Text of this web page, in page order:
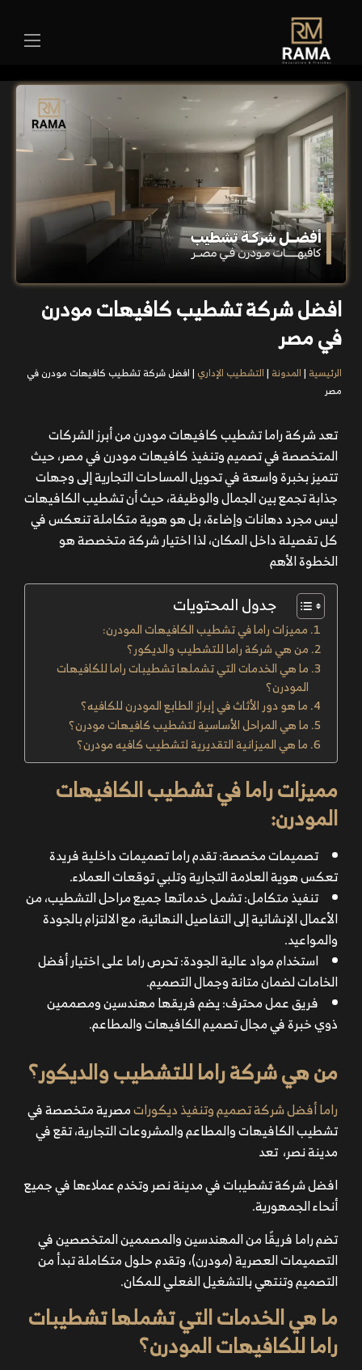
افضل شركة تشطيب كافيهات مودرن
في مصر
الرئيسية |المدونة |التشطيب الإداري |افضل شركة تشطيب كافيهات مودرن في
مصر
تعد شركة راما تشطيب كافيهات مودرن من أبرز الشركات
المتخصصة في تصميم وتنفيذ كافيهات مودرن في مصر، حيث
تتميز بخبرة واسعة في تحويل المساحات التجارية إلى وجهات
جذابة تجمع بين الجمال والوظيفة، حيث أن تشطيب الكافيهات
ليس مجرد دهانات وإضاءة، بل هو هوية متكاملة تنعكس في
كل تفصيلة داخل المكان، لذا اختيار شركة متخصصة هو
الخطوة الأهم
جدول المحتويات
مميزات راما في تشطيب الكافيهات المودرن:
من هي شركة راما للتشطيب والديكور؟
ما هي الخدمات التي تشملها تشطيبات راما للكافيهات
المودرن؟
ما هو دور الأثاث في إبراز الطابع المودرن للكافيه؟
ما هي المراحل الأساسية لتشطيب كافيهات مودرن؟
ما هي الميزانية التقديرية لتشطيب كافيه مودرن؟
مميزات راما في تشطيب الكافيهات
المودرن:
تصميمات مخصصة: تقدم راما تصميمات داخلية فريدة
تعكس هوية العلامة التجارية وتلبي توقعات العملاء.
تنفيذ متكامل: تشمل خدماتها جميع مراحل التشطيب، من
الأعمال الإنشائية إلى التفاصيل النهائية، مع الالتزام بالجودة
والمواعيد.
استخدام مواد عالية الجودة: تحرص راما على اختيار أفضل
الخامات لضمان متانة وجمال التصميم.
فريق عمل محترف: يضم فريقها مهندسين ومصممين
ذوي خبرة في مجال تصميم الكافيهات والمطاعم.
من هي شركة راما للتشطيب والديكور؟
راما أفضل شركة تصميم وتنفيذ ديكوراتمصرية متخصصة في
تشطيب الكافيهات والمطاعم والمشروعات التجارية، تقع في
مدينة نصر، تعد
افضل شركة تشطيبات في مدينة نصروتخدم عملاءها في جميع
أنحاء الجمهورية.
تضم راما فريقًا من المهندسين والمصممين المتخصصين في
التصميمات العصرية (مودرن)، وتقدم حلول متكاملة تبدأ من
التصميم وتنتهي بالتشغيل الفعلي للمكان.
ما هي الخدمات التي تشملها تشطيبات
راما للكافيهات المودرن؟